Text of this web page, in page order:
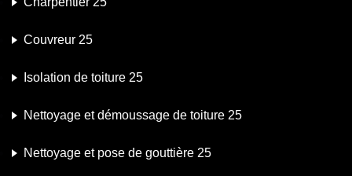
Couvreur 25
Isolation de toiture 25
Nettoyage et démoussage de toiture 25
Nettoyage et pose de gouttière 25